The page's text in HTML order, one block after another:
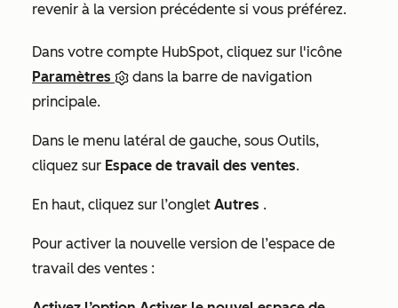
revenir à la version précédente si vous préférez.
Dans votre compte HubSpot, cliquez sur l'icône
Paramètres
dans la barre de navigation
principale.
Dans le menu latéral de gauche, sous Outils,
cliquez sur Espace de travail des ventes.
En haut, cliquez sur l’onglet Autres .
Pour activer la nouvelle version de l’espace de
travail des ventes :